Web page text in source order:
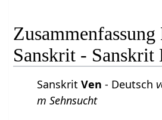
Zusammenfassung
Sanskrit - Sanskrit
SanskritVen - Deutsch
m Sehnsucht